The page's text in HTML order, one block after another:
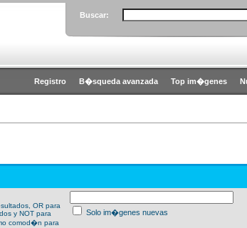
Buscar:
Registro B�squeda avanzada Top im�genes
OR para
y NOT para
comod�n para
Solo im�genes nuevas